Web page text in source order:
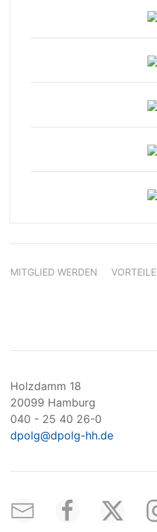
MITGLIED WERDEN VORTEILE
Holzdamm 18
20099 Hamburg
040 - 25 40 26-0
dpolg@dpolg-hh.de